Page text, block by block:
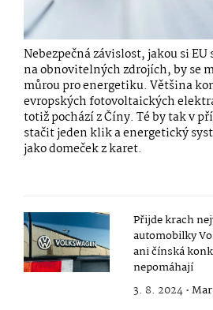
Nebezpečná závislost, jakou si
na obnovitelných zdrojích, by se
můrou pro energetiku. Většina
evropských fotovoltaických
totiž pochází z Číny. Té by tak v
stačit jeden klik a energetický
jako domeček z karet.
Přijde krach
automobilky
ani čínská
nepomáhají
3. 8. 2024 •